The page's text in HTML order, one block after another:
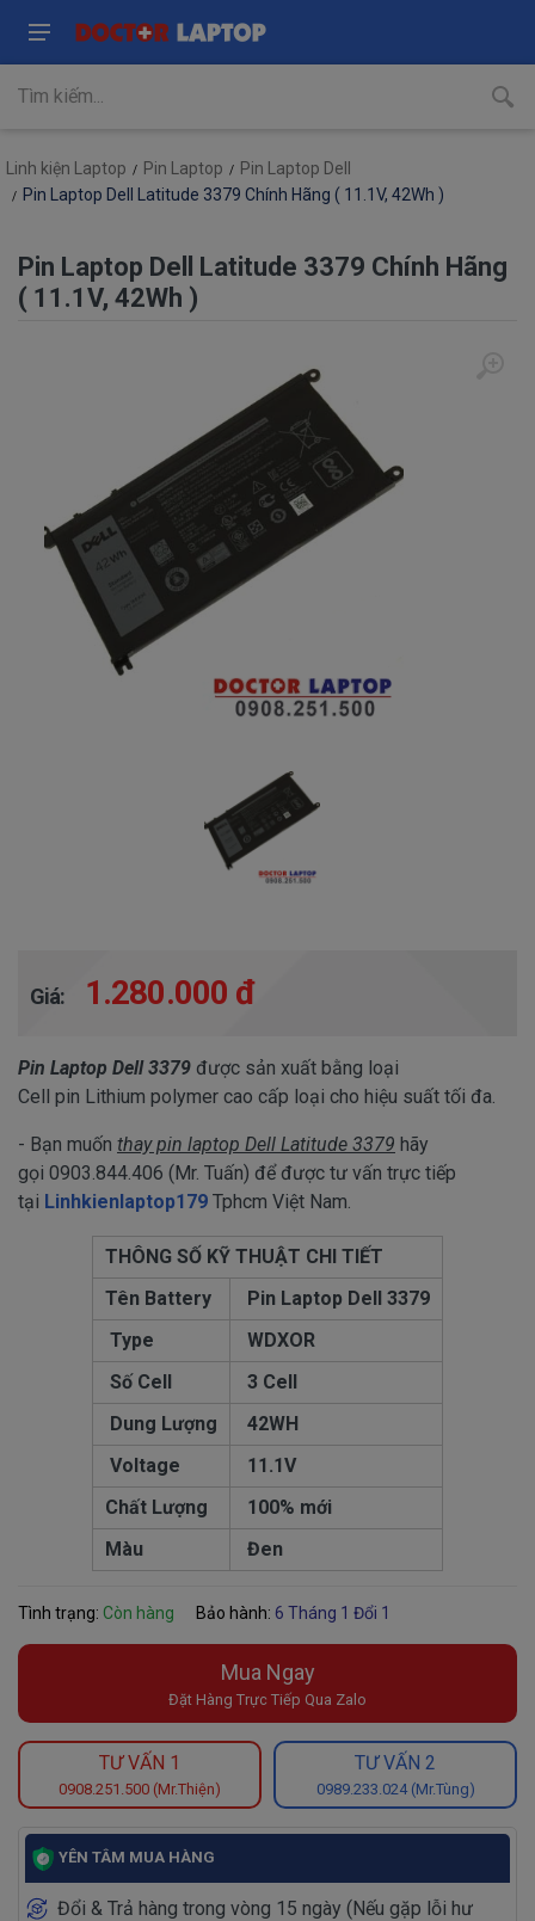
Linh kiện Laptop Pin Laptop
Pin Laptop Dell
Pin Laptop Dell Latitude 3379 Chính Hãng ( 11.1V, 42Wh )
Pin Laptop Dell Latitude 3379 Chính Hãng
( 11.1V, 42Wh )
Giá: 1.280.000 đ
Pin Laptop Dell 3379 được sản xuất bằng loại
Cell pin Lithium polymer cao cấp loại cho hiệu suất tối đa.
- Bạn muốn thay pin laptop Dell Latitude 3379 hãy
gọi 0903.844.406 (Mr. Tuấn) để được tư vấn trực tiếp
tại Linhkienlaptop179 Tphcm Việt Nam.
THÔNG SỐ KỸ THUẬT CHI TIẾT
Tên Battery
Pin Laptop Dell 3379
Type
WDXOR
Số Cell
3 Cell
Dung Lượng
42WH
Voltage
11.1V
Chất Lượng
100% mới
Màu
Đen
Tình trạng: Còn hàng Bảo hành: 6 Tháng 1 Đổi 1
Mua Ngay
Đặt Hàng Trực Tiếp Qua Zalo
TƯ VẤN 1
0908.251.500 (Mr.Thiện)
TƯ VẤN 2
0989.233.024 (Mr.Tùng)
YÊN TÂM MUA HÀNG
Đổi & Trả hàng trong vòng 15 ngày (Nếu gặp lỗi hư